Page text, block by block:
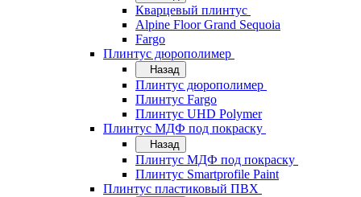
Кварцевый плинтус
Alpine Floor Grand Sequoia
Fargo
Плинтус дюрополимер
Назад
Плинтус дюрополимер
Плинтус Fargo
Плинтус UHD Polymer
Плинтус МДФ под покраску
Назад
Плинтус МДФ под покраску
Плинтус Smartprofile Paint
Плинтус пластиковый ПВХ